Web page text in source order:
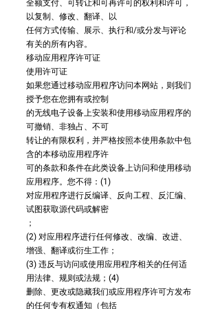
全额支付、可转让和可再许可的权利和许可，
以复制、修改、翻译、以
任何方式传输、展示、执行和/或分发与评论
有关的所有内容。
移动应用程序许可证
使用许可证
如果您通过移动应用程序访问本网站，则我们
授予您在您拥有或控制
的无线电子设备上安装和使用移动应用程序的
可撤销、非独占、不可
转让的有限权利，并严格按照本使用条款中包
含的本移动应用程序许
可的条款和条件在此类设备上访问和使用移动
应用程序。您不得：(1)
对应用程序进行反编译、反向工程、反汇编、
试图获取源代码或解密
；
(2) 对应用程序进行任何修改、改编、改进、
增强、翻译或衍生工作；
(3) 违反与访问或使用应用程序相关的任何适
用法律、规则或法规；(4)
删除、更改或隐藏我们或应用程序许可方发布
的任何专有权通知（包括